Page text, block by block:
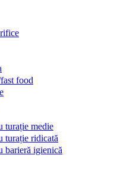
food
turație medie
turație ridicată
barieră igienică